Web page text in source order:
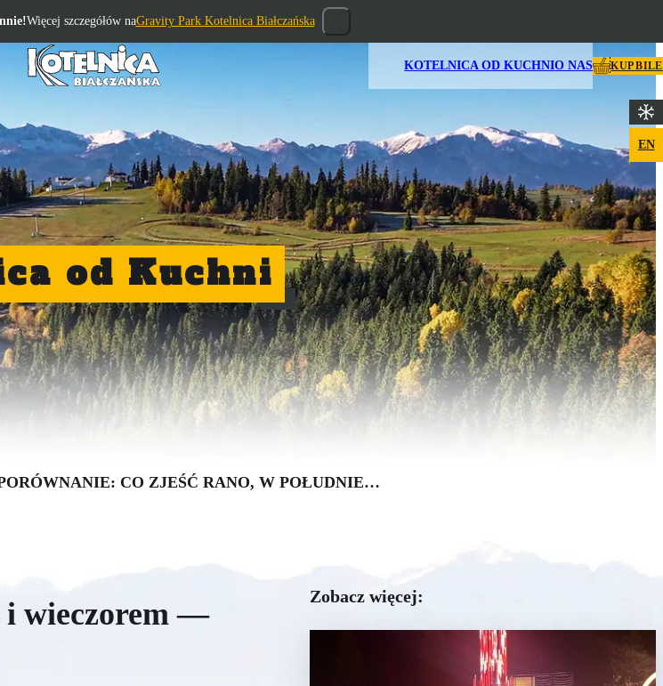
Więcej szczegółów naGravity Park Kotelnica Białczańska
KOTELNICA OD KUCHNIO NAS KUP
EN
od Kuchni
CO ZJEŚĆ RANO, W POŁUDNIE…
i wieczorem —
Zobacz więcej: